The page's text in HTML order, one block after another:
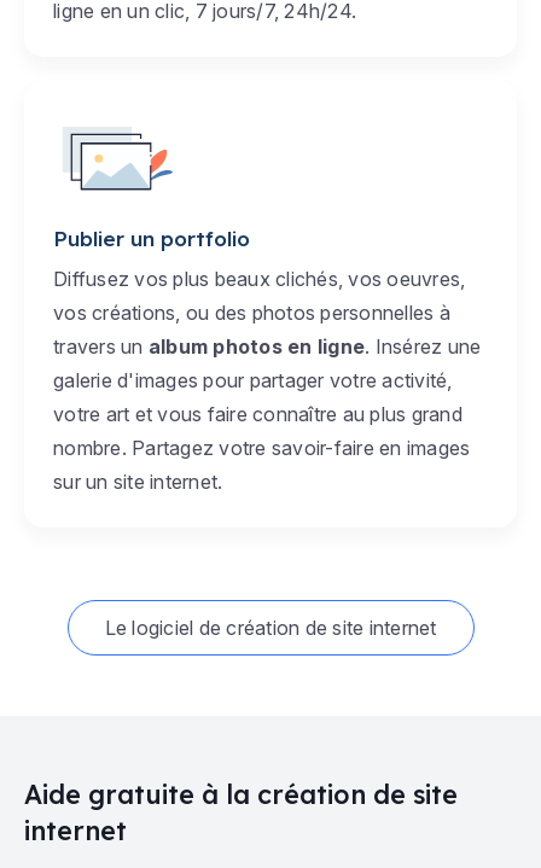
ligne en un clic, 7 jours/7, 24h/24.
Publier un portfolio
Diffusez vos plus beaux clichés, vos oeuvres,
vos créations, ou des photos personnelles à
travers un album photos en ligne. Insérez une
galerie d'images pour partager votre activité,
votre art et vous faire connaître au plus grand
nombre. Partagez votre savoir-faire en images
sur un site internet.
Le logiciel de création de site internet
Aide gratuite à la création de site
internet